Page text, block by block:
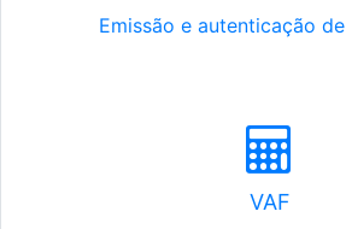
Emissão e autenticação
VAF